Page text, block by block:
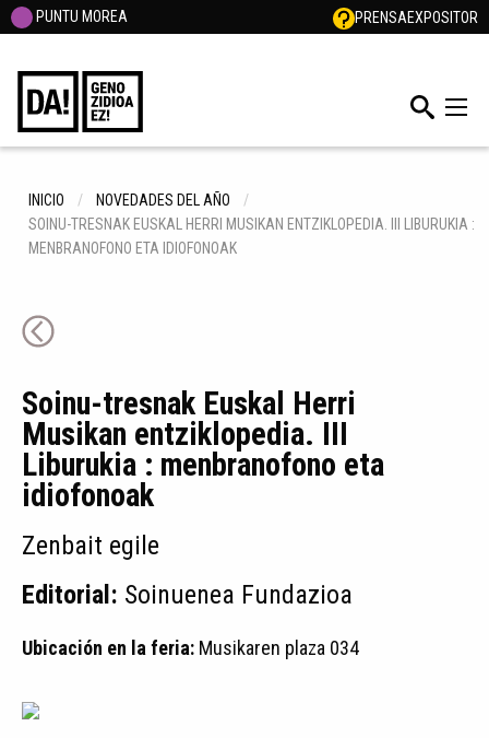
PUNTU MOREA PRENSAEXPOSITOR
INICIO
NOVEDADES DEL AÑO
SOINU-TRESNAK EUSKAL HERRI MUSIKAN ENTZIKLOPEDIA. III LIBURUKIA :
MENBRANOFONO ETA IDIOFONOAK
Soinu-tresnak Euskal Herri
Musikan entziklopedia. III
Liburukia : menbranofono eta
idiofonoak
Zenbait egile
Editorial: Soinuenea Fundazioa
Ubicación en la feria: Musikaren plaza 034